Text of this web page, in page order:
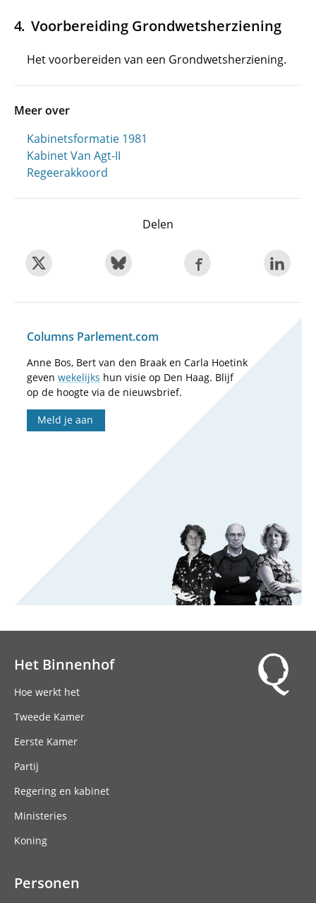
Voorbereiding Grondwetsherziening
Het voorbereiden van een Grondwetsherziening.
Meer over
Kabinetsformatie 1981
Kabinet Van Agt-II
Regeerakkoord
Delen
Columns Parlement.com
Anne Bos, Bert van den Braak en Carla Hoetink
geven wekelijks hun visie op Den Haag. Blijf
op de hoogte via de nieuwsbrief.
Meld je aan
Het Binnenhof
Hoe werkt het
Tweede Kamer
Eerste Kamer
Partij
Regering en kabinet
Ministeries
Koning
Personen